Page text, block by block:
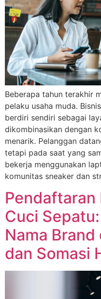
Beberapa tahun terakhir
pelaku usaha muda.
berdiri sendiri sebagai
dikombinasikan dengan
menarik. Pelanggan
tetapi pada saat yang
bekerja menggunakan
komunitas sneaker dan
Pendaftaran
Cuci
Nama
dan Somasi